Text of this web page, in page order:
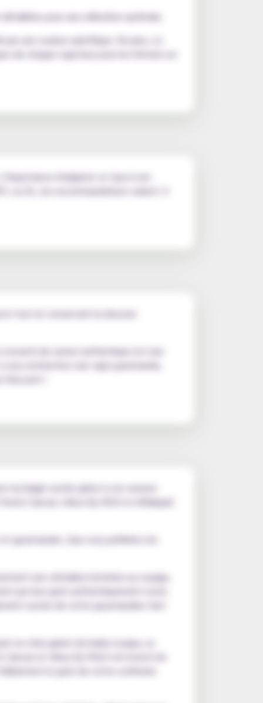
pour une utilisation optimale.
une couleur spécifique. De plus, Le
de chaque vapoteur pour les formats en
d'adapter ce taux à son
tout en conservant la douceur
de saveur authentique est une
recherchez une vape gourmande,
sucrée grâce à ces saveurs
Cancan, Cirkus By VDLV et Alfaliquid
gourmandes. Que vous préfériez les
une véritable invitation au voyage,
un cône géant de barbe à papa, sa